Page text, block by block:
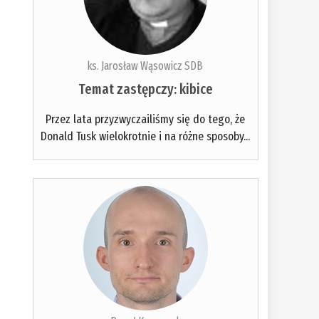
ks. Jarosław Wąsowicz SDB
Temat zastępczy: kibice
Przez lata przyzwyczailiśmy się do tego, że
Donald Tusk wielokrotnie i na różne sposoby...